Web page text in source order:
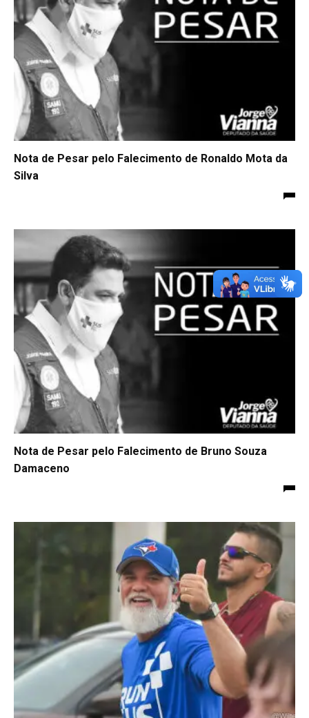
Nota de Pesar pelo Falecimento de Ronaldo Mota da
Silva
Nota de Pesar pelo Falecimento de Bruno Souza
Damaceno